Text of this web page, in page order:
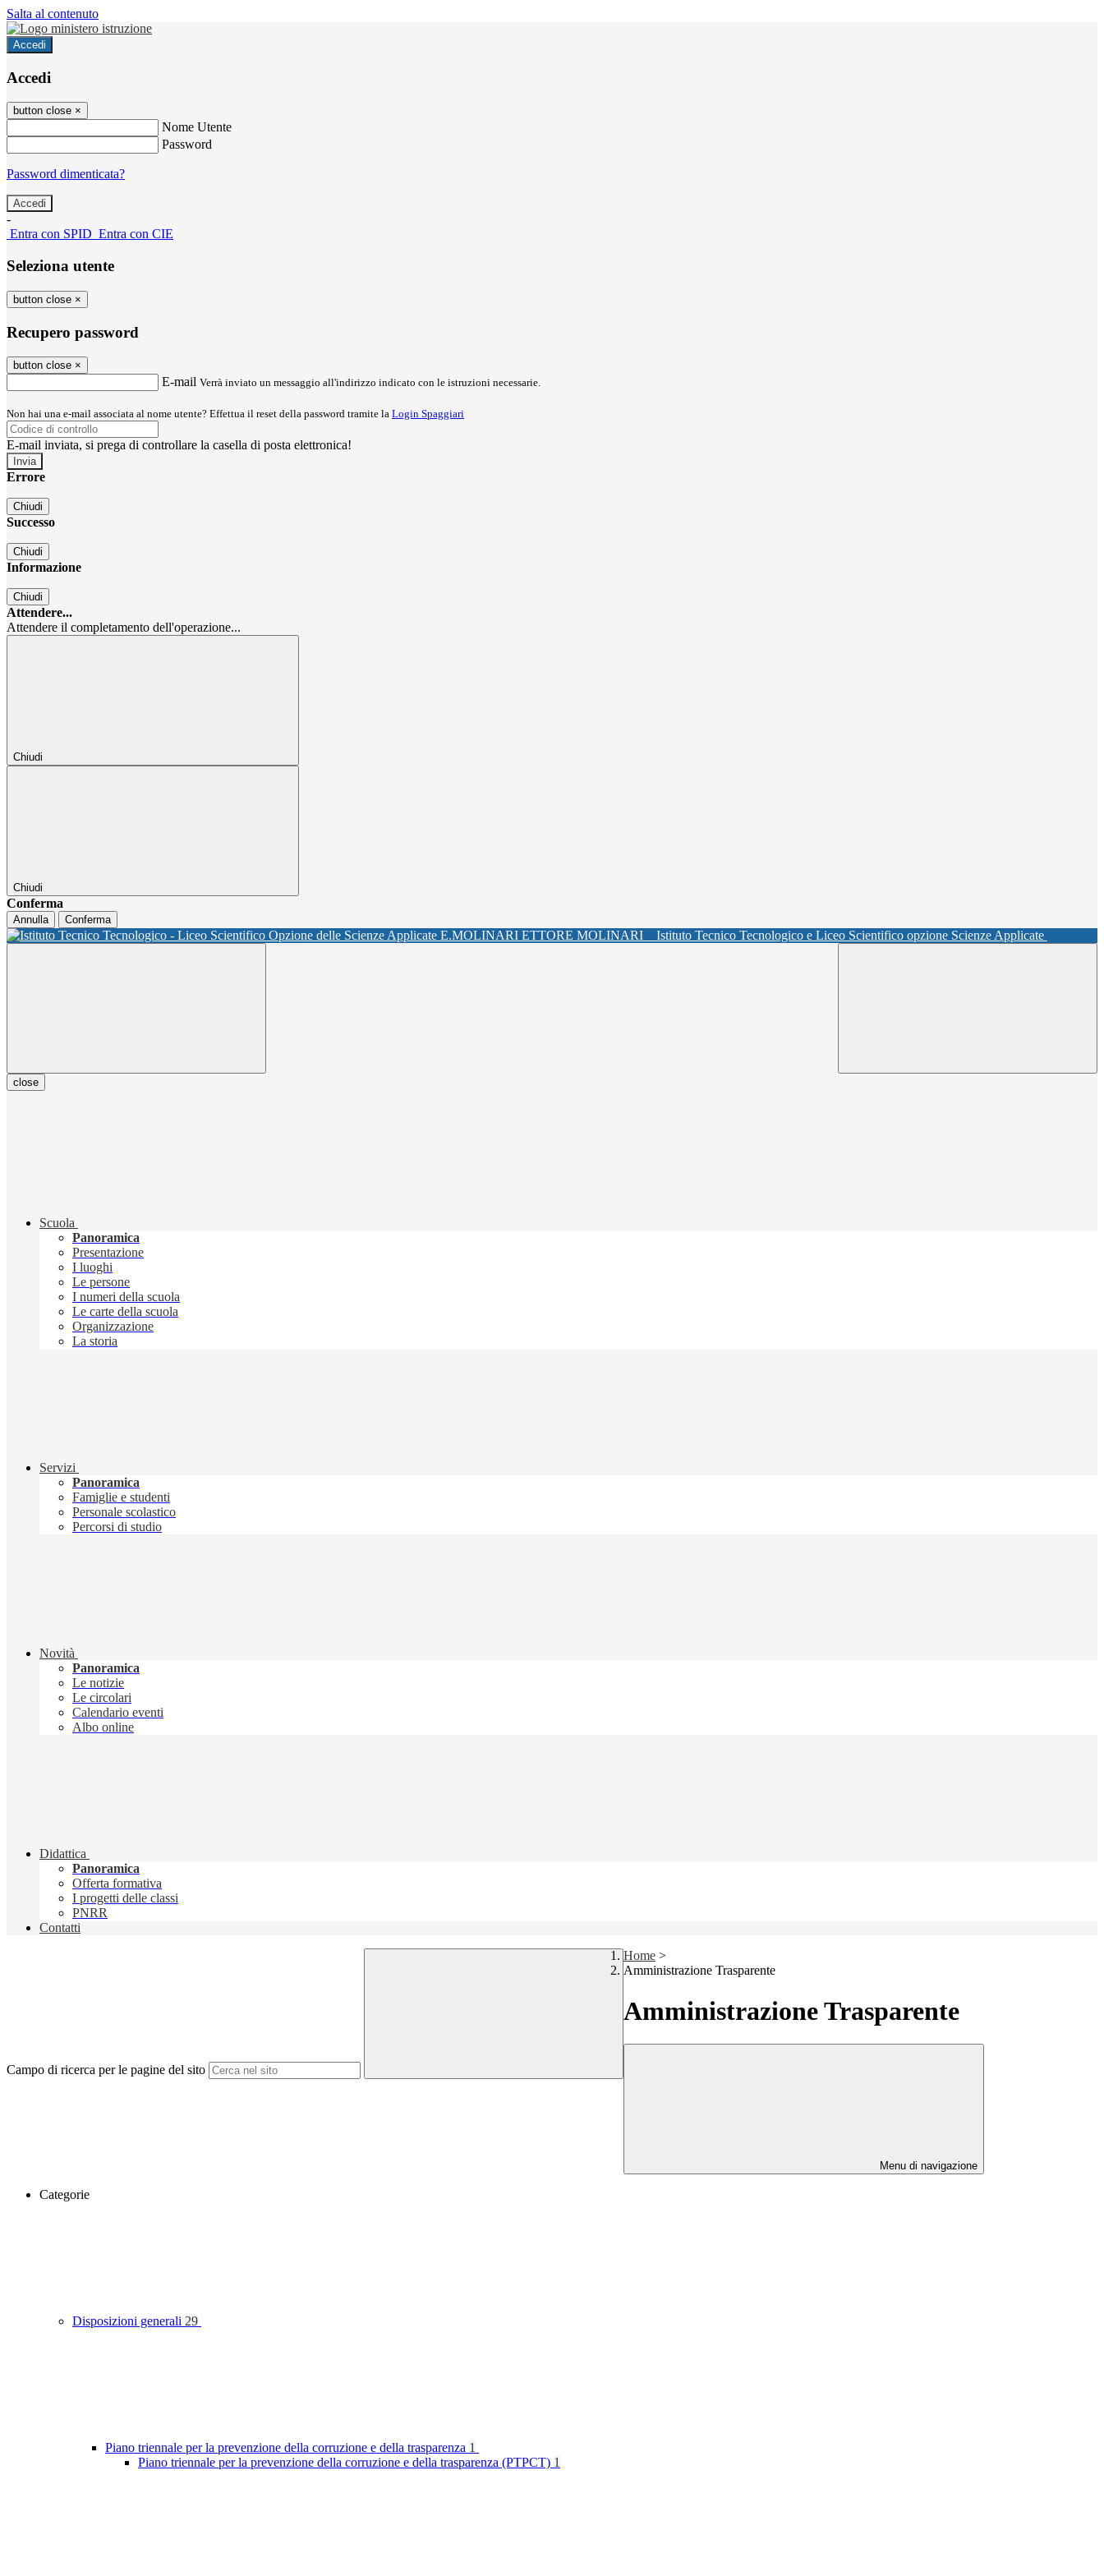
Salta al contenuto
Accedi
Accedi
button close ×
Nome Utente
Password
Password dimenticata?
-
Entra con SPID Entra con CIE
Seleziona utente
button close ×
Recupero password
button close ×
E-mail Verrà inviato un messaggio all'indirizzo indicato con le istruzioni necessarie.
Non hai una e-mail associata al nome utente? Effettua il reset della password tramite la Login Spaggiari
E-mail inviata, si prega di controllare la casella di posta elettronica!
Errore
Chiudi
Successo
Chiudi
Informazione
Chiudi
Attendere...
Attendere il completamento dell'operazione...
Chiudi
Chiudi
Conferma
Annulla Conferma
ETTORE MOLINARI Istituto Tecnico Tecnologico e Liceo Scientifico opzione Scienze Applicate
close
Scuola
Panoramica
Presentazione
I luoghi
Le persone
I numeri della scuola
Le carte della scuola
Organizzazione
La storia
Servizi
Panoramica
Famiglie e studenti
Personale scolastico
Percorsi di studio
Novità
Panoramica
Le notizie
Le circolari
Calendario eventi
Albo online
Didattica
Panoramica
Offerta formativa
I progetti delle classi
PNRR
Contatti
Campo di ricerca per le pagine del sito
Home >
Amministrazione Trasparente
Amministrazione Trasparente
Menu di navigazione
Categorie
Disposizioni generali 29
Piano triennale per la prevenzione della corruzione e della trasparenza 1
Piano triennale per la prevenzione della corruzione e della trasparenza (PTPCT) 1